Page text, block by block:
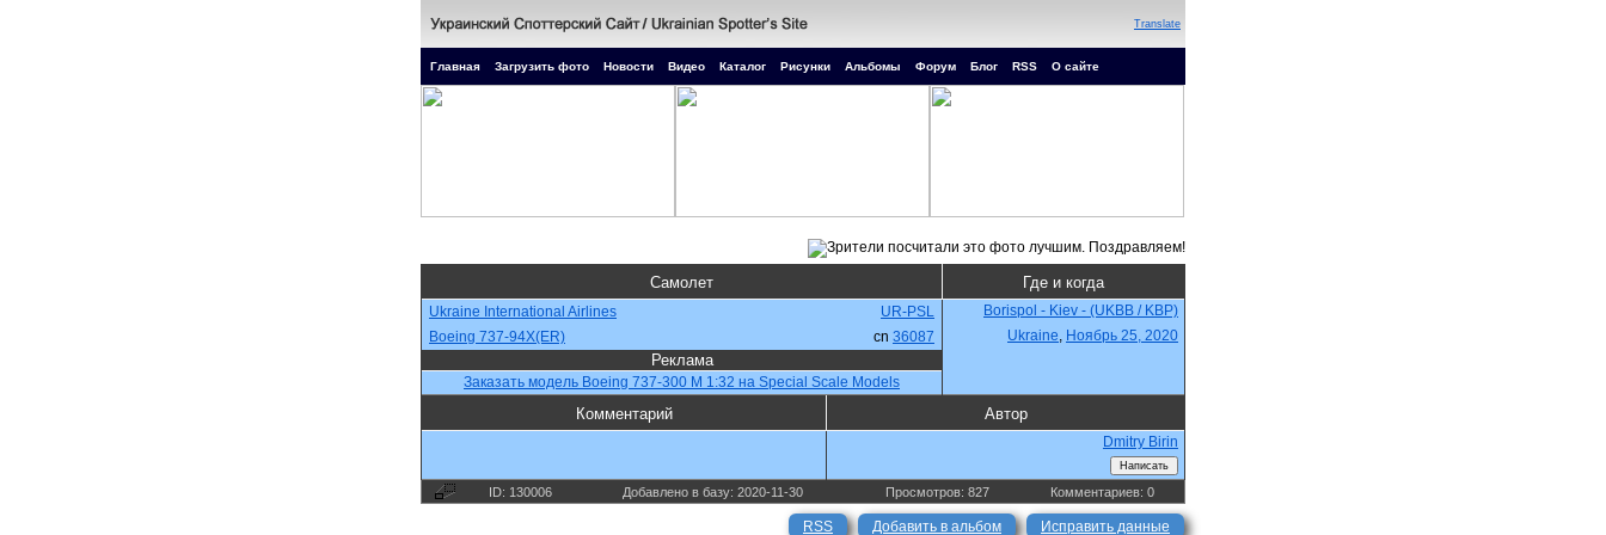
Translate
Главная Загрузить фото Новости Видео Каталог Рисунки Альбомы Форум Блог RSS О сайте
Самолет Где и когда
Ukraine International Airlines UR-PSL
Borispol - Kiev - (UKBB / KBP)
Boeing 737-94X(ER)
cn 36087 Ukraine, Ноябрь 25, 2020
Реклама
Заказать модель Boeing 737-300 M 1:32 на Special Scale Models
Комментарий Автор
Dmitry Birin
ID: 130006 Добавлено в базу: 2020-11-30 Просмотров: 827 Комментариев: 0
RSS Добавить в альбом Исправить данные